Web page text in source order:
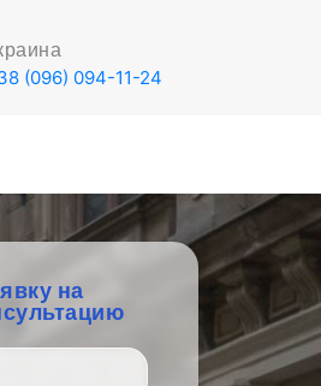
(096) 094-11-24
на